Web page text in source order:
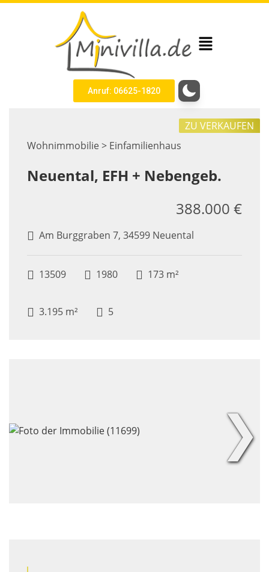
Anruf: 06625-1820
Wohnimmobilie > Einfamilienhaus
ZU VERKAUFEN
Neuental, EFH + Nebengeb.
Am Burggraben 7, 34599 Neuental
388.000 €
13509 1980 173 m²
3.195 m² 5
❯